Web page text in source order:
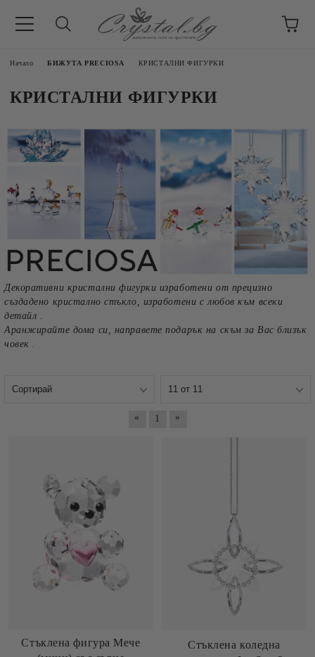
Начало БИЖУТА PRECIOSA КРИСТАЛНИ ФИГУРКИ
КРИСТАЛНИ ФИГУРКИ
Декоративни кристални фигурки изработени от прецизно
създадено кристално стъкло, изработени с любов към всеки
детайл .
Аранжирайте дома си, направете подарък на скъм за Вас близък
човек .
« 1 »
Стъклена фигура Мече
Стъклена коледна